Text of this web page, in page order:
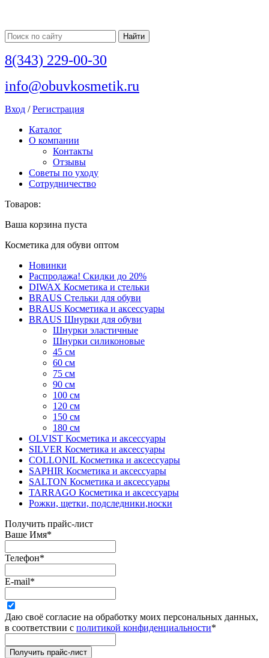
8(343) 229-00-30
info@obuvkosmetik.ru
Вход /Регистрация
Каталог
О компании
Контакты
Отзывы
Советы по уходу
Сотрудничество
Товаров:
Ваша корзина пуста
Косметика для обуви оптом
Новинки
Распродажа! Скидки до 20%
DIWAX Косметика и стельки
BRAUS Стельки для обуви
BRAUS Косметика и аксессуары
BRAUS Шнурки для обуви
Шнурки эластичные
Шнурки силиконовые
45 см
60 см
75 см
90 см
100 см
120 см
150 см
180 см
OLVIST Косметика и аксессуары
SILVER Косметика и аксессуары
COLLONIL Косметика и аксессуары
SAPHIR Косметика и аксессуары
SALTON Косметика и аксессуары
TARRAGO Косметика и аксессуары
Рожки, щетки, подследники,носки
Получить прайс-лист
Ваше Имя*
Телефон*
E-mail*
Даю своё согласие на обработку моих персональных данных,
в соответствии с политикой конфиденциальности*